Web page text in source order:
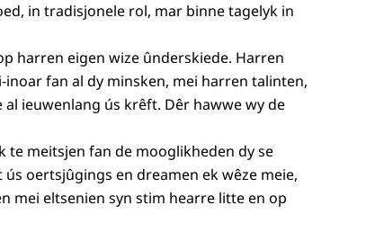
in tradisjonele rol, mar binne tagelyk in
harren eigen wize ûnderskiede. Harren
fan al dy minsken, mei harren talinten,
ieuwenlang ús krêft. Dêr hawwe wy de
te meitsjen fan de mooglikheden dy se
oertsjûgings en dreamen ek wêze meie,
mei eltsenien syn stim hearre litte en op